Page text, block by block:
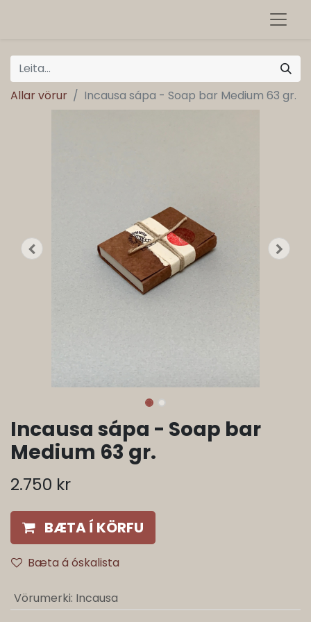
Allar vörur Incausa sápa - Soap bar Medium 63 gr.
Incausa sápa - Soap bar
Medium 63 gr.
2.750 kr
BÆTA Í KÖRFU
Bæta á óskalista
Vörumerki: Incausa